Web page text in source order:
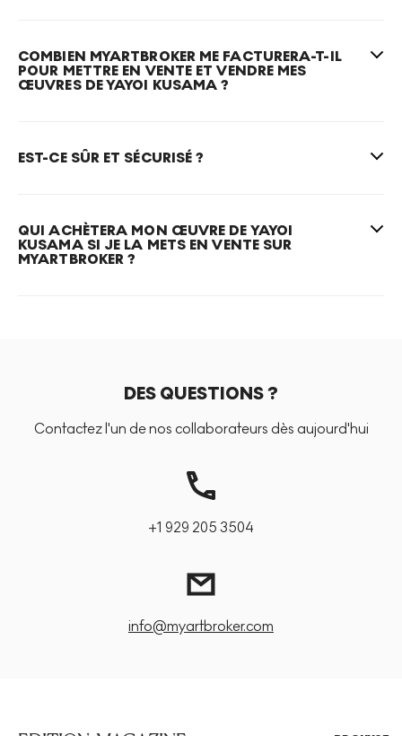
COMBIEN MYARTBROKER ME FACTURERA-T-IL
POUR METTRE EN VENTE ET VENDRE MES
ŒUVRES DE YAYOI KUSAMA ?
EST-CE SÛR ET SÉCURISÉ ?
QUI ACHÈTERA MON ŒUVRE DE YAYOI
KUSAMA SI JE LA METS EN VENTE SUR
MYARTBROKER ?
DES QUESTIONS ?
Contactez l'un de nos collaborateurs dès aujourd'hui
+1 929 205 3504
info@myartbroker.com